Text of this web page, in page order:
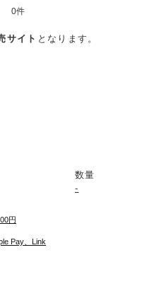
0件
サイト となります。
円
Pay、Link
数量
-